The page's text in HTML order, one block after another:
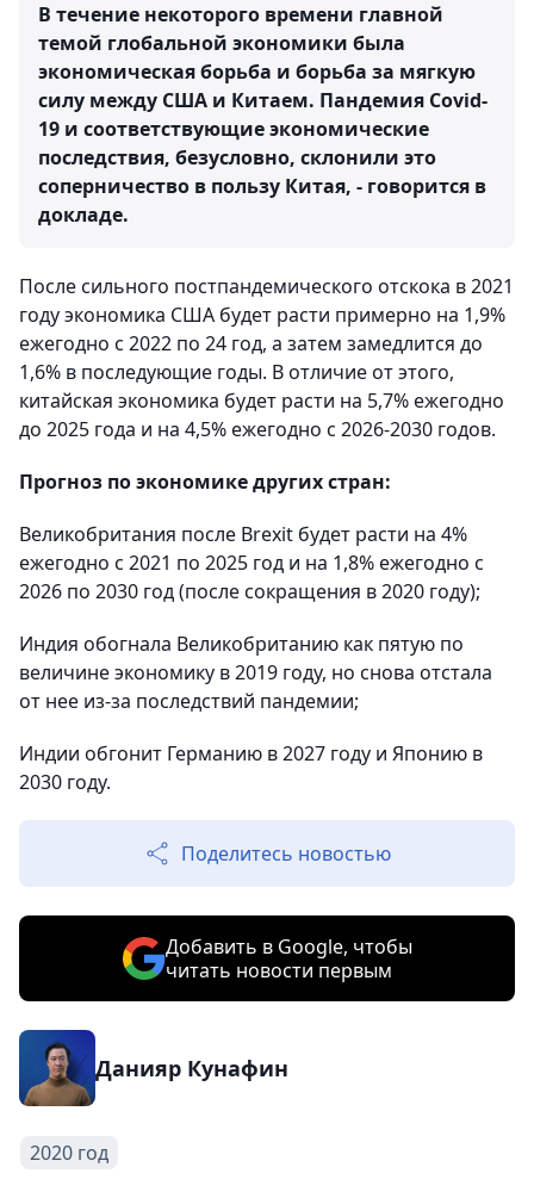
В течение некоторого времени главной
темой глобальной экономики была
экономическая борьба и борьба за мягкую
силу между США и Китаем. Пандемия Covid-
19 и соответствующие экономические
последствия, безусловно, склонили это
соперничество в пользу Китая, - говорится в
докладе.
После сильного постпандемического отскока в 2021
году экономика США будет расти примерно на 1,9%
ежегодно с 2022 по 24 год, а затем замедлится до
1,6% в последующие годы. В отличие от этого,
китайская экономика будет расти на 5,7% ежегодно
до 2025 года и на 4,5% ежегодно с 2026-2030 годов.
Прогноз по экономике других стран:
Великобритания после Brexit будет расти на 4%
ежегодно с 2021 по 2025 год и на 1,8% ежегодно с
2026 по 2030 год (после сокращения в 2020 году);
Индия обогнала Великобританию как пятую по
величине экономику в 2019 году, но снова отстала
от нее из-за последствий пандемии;
Индии обгонит Германию в 2027 году и Японию в
2030 году.
Поделитесь новостью
Добавить в Google, чтобы
читать новости первым
Данияр Кунафин
2020 год